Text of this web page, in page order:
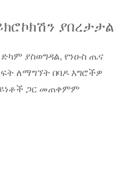
ያበረታታል
ድካም ያስወግዳል, የንዑስ ጤና
ለማግኘት በባዶ እግሮችዎ
ጋር መጠቀምም